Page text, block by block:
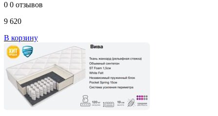
0 0 отзывов
9 620
В корзину